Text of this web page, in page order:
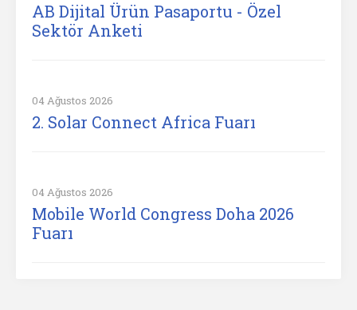
AB Dijital Ürün Pasaportu - Özel
Sektör Anketi
04 Ağustos 2026
2. Solar Connect Africa Fuarı
04 Ağustos 2026
Mobile World Congress Doha 2026
Fuarı